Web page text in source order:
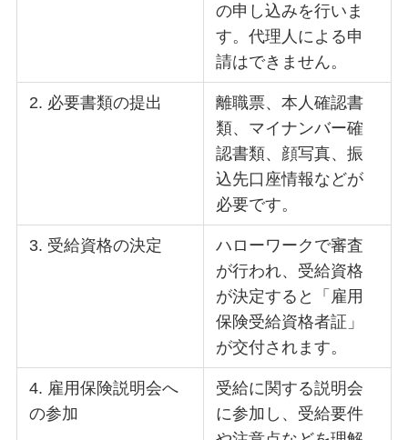
の申し込みを行いま
す。代理人による申
請はできません。
2. 必要書類の提出
離職票、本人確認書
類、マイナンバー確
認書類、顔写真、振
込先口座情報などが
必要です。
3. 受給資格の決定
ハローワークで審査
が行われ、受給資格
が決定すると「雇用
保険受給資格者証」
が交付されます。
4. 雇用保険説明会へ
の参加
受給に関する説明会
に参加し、受給要件